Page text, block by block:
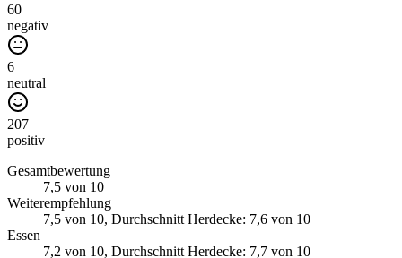
60
negativ
6
neutral
207
positiv
Gesamtbewertung
7,5 von 10
Weiterempfehlung
7,5 von 10, Durchschnitt Herdecke: 7,6 von 10
Essen
7,2 von 10, Durchschnitt Herdecke: 7,7 von 10